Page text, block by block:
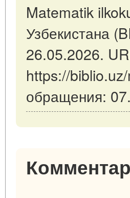
Matematik
Узбекистана
26.05.2026.
https://
обращения: